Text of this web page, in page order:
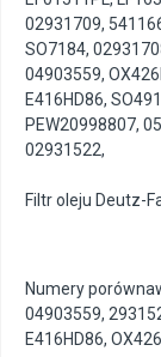
02931709,
SO7184,
04903559,
E416HD86,
PEW20998807,
02931522,
Filtr oleju Deutz-
Numery
04903559,
E416HD86,